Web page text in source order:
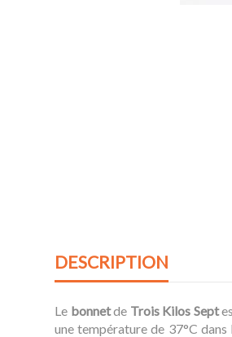
DESCRIPTION
Le bonnetde Trois Kilos Sept
une température de 37°C